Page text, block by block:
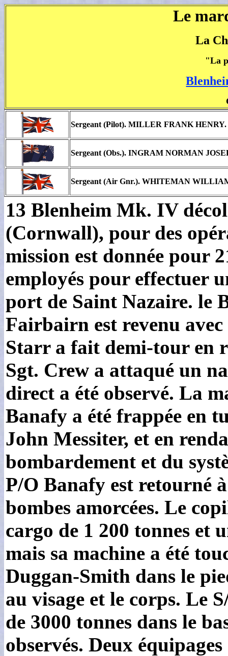
Le
La
"La
Sergeant (Pilot). MILLER FRANK HENRY.
Sergeant (Obs.). INGRAM NORMAN
Sergeant (Air Gnr.). WHITEMAN
13 Blenheim Mk. IV
(Cornwall), pour des
mission est donnée pour
employés pour effectuer
port de Saint Nazaire. le
Fairbairn est revenu
Starr a fait demi-tour en
Sgt. Crew a attaqué un
direct a été observé. La
Banafy a été frappée en
John Messiter, et en
bombardement et du
P/O Banafy est retourné
bombes amorcées. Le
cargo de 1 200 tonnes et
mais sa machine a été
Duggan-Smith dans le
au visage et le corps. Le
de 3000 tonnes dans le
observés. Deux